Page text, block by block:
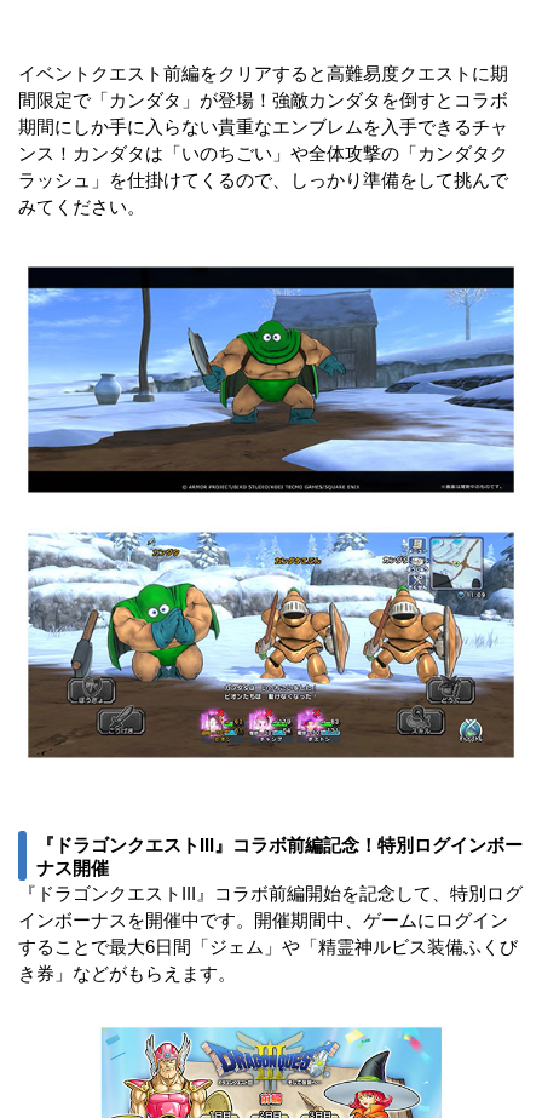
イベントクエスト前編をクリアすると高難易度クエストに期
間限定で「カンダタ」が登場！強敵カンダタを倒すとコラボ
期間にしか手に入らない貴重なエンブレムを入手できるチャ
ンス！カンダタは「いのちごい」や全体攻撃の「カンダタク
ラッシュ」を仕掛けてくるので、しっかり準備をして挑んで
みてください。
『ドラゴンクエストIII』コラボ前編記念！特別ログインボー
ナス開催
『ドラゴンクエストIII』コラボ前編開始を記念して、特別ログ
インボーナスを開催中です。開催期間中、ゲームにログイン
することで最大6日間「ジェム」や「精霊神ルビス装備ふくび
き券」などがもらえます。